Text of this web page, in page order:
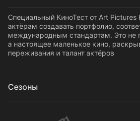
Специальный КиноТест от Art Pictures
актёрам создавать портфолио,
международным стандартам. Это не
а настоящее маленькое кино,
переживания и талант актёров
Сезоны